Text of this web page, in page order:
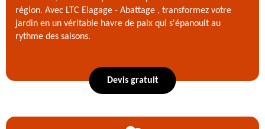
région. Avec LTC Elagage - Abattage , transformez votre
jardin en un véritable havre de paix qui s'épanouit au
rythme des saisons.
Devis gratuit